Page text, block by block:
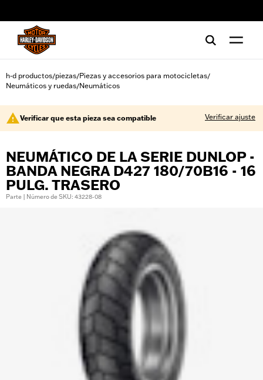
h-d productos/piezas/Piezas y accesorios para motocicletas/
Neumáticos y ruedas/Neumáticos
Verificar que esta pieza sea compatible Verificar ajuste
NEUMÁTICO DE LA SERIE DUNLOP -
BANDA NEGRA D427 180/70B16 - 16
PULG. TRASERO
Parte | Número de SKU: 43228-08